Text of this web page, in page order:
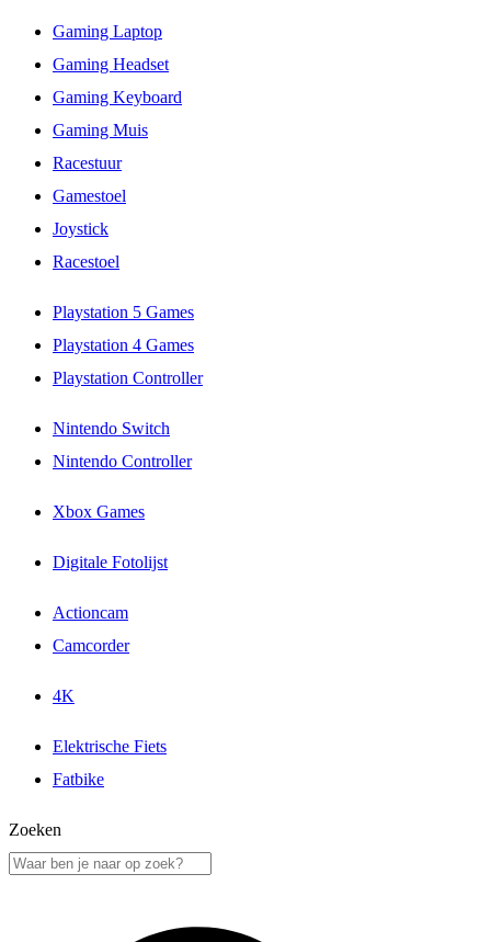
Gaming Laptop
Gaming Headset
Gaming Keyboard
Gaming Muis
Racestuur
Gamestoel
Joystick
Racestoel
Playstation 5 Games
Playstation 4 Games
Playstation Controller
Nintendo Switch
Nintendo Controller
Xbox Games
Digitale Fotolijst
Actioncam
Camcorder
4K
Elektrische Fiets
Fatbike
Zoeken